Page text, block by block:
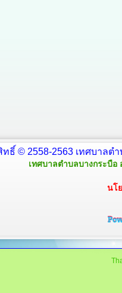
ทธิ์ © 2558-2563 เทศบาลต
เทศบาลตำบลบางกระบือ
นโ